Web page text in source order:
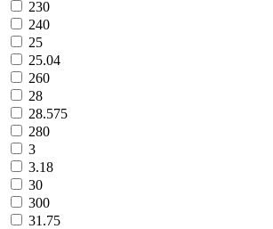
230
240
25
25.04
260
28
28.575
280
3
3.18
30
300
31.75